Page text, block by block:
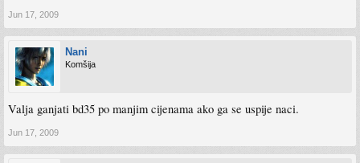
Jun 17, 2009
Nani
Komšija
Valja ganjati bd35 po manjim cijenama ako ga se uspije naci.
Jun 17, 2009